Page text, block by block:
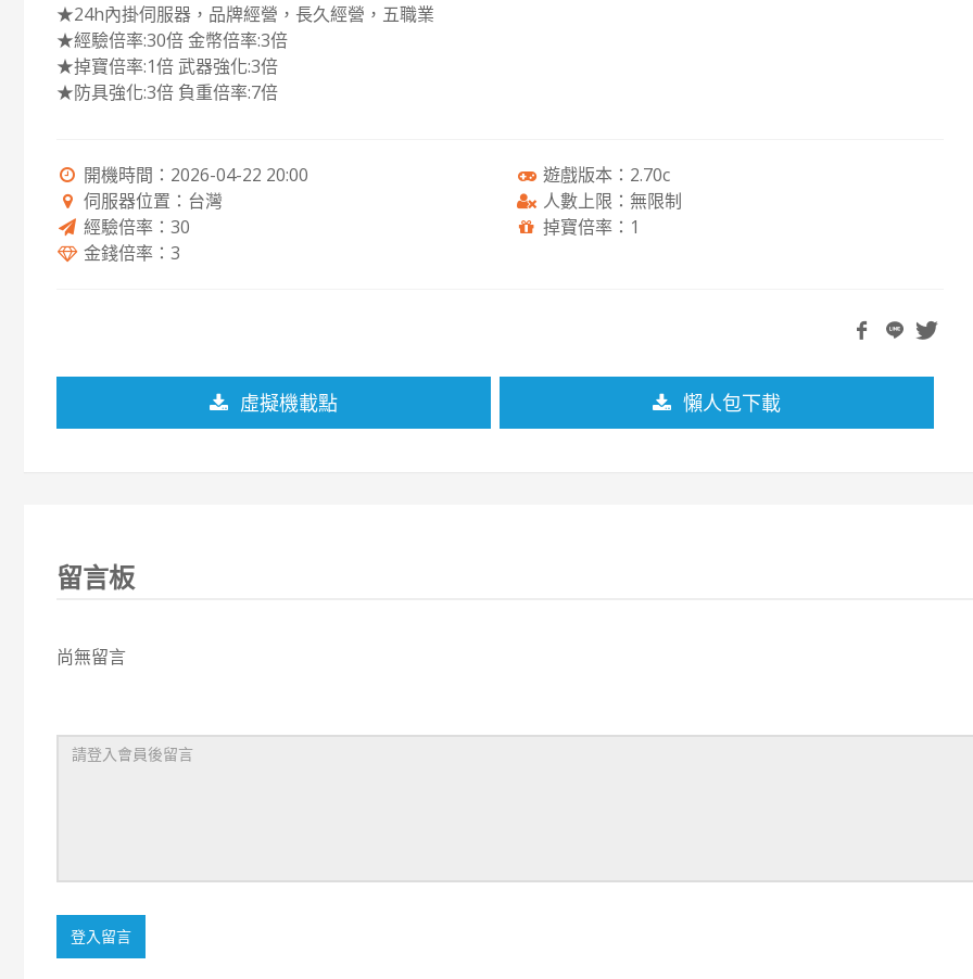
★24h內掛伺服器，品牌經營，長久經營，五職業
★經驗倍率:30倍 金幣倍率:3倍
★掉寶倍率:1倍 武器強化:3倍
★防具強化:3倍 負重倍率:7倍
開機時間：2026-04-22 20:00
遊戲版本：2.70c
伺服器位置：台灣
人數上限：無限制
經驗倍率：30
掉寶倍率：1
金錢倍率：3
虛擬機載點 懶人包下載
留言板
尚無留言
登入留言